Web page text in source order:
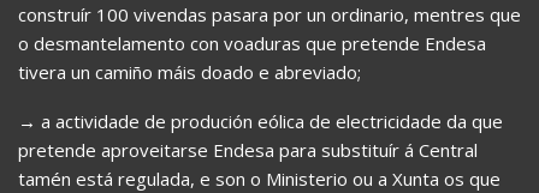
construír 100 vivendas pasara por un ordinario, mentres que
o desmantelamento con voaduras que pretende Endesa
tivera un camiño máis doado e abreviado;
→ a actividade de produción eólica de electricidade da que
pretende aproveitarse Endesa para substituír á Central
tamén está regulada, e son o Ministerio ou a Xunta os que